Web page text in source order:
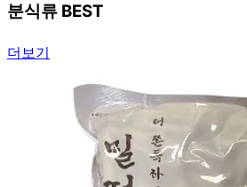
분식류 BEST
더보기